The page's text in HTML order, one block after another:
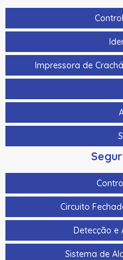
Impressora de
Circuito
Detecção e
Sistema de